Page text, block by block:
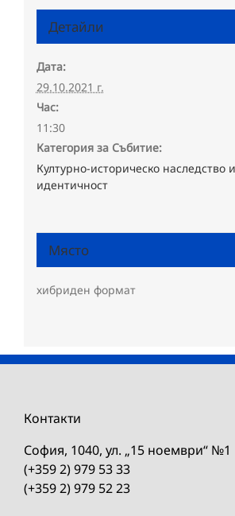
Детайли
Дата:
29.10.2021 г.
Час:
11:30
Категория за Събитие:
Културно-историческо наследство
идентичност
Място
хибриден формат
Контакти
София, 1040, ул. „15 ноември“ №1
(+359 2) 979 53 33
(+359 2) 979 52 23